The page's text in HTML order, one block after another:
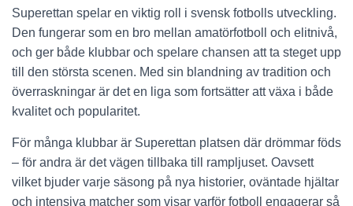
Superettan spelar en viktig roll i svensk fotbolls utveckling.
Den fungerar som en bro mellan amatörfotboll och elitnivå,
och ger både klubbar och spelare chansen att ta steget upp
till den största scenen. Med sin blandning av tradition och
överraskningar är det en liga som fortsätter att växa i både
kvalitet och popularitet.
För många klubbar är Superettan platsen där drömmar föds
– för andra är det vägen tillbaka till rampljuset. Oavsett
vilket bjuder varje säsong på nya historier, oväntade hjältar
och intensiva matcher som visar varför fotboll engagerar så